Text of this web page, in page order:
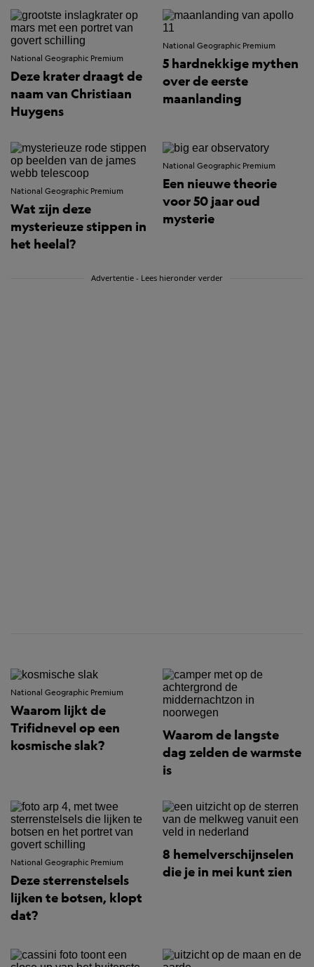
National Geographic Premium
Deze krater draagt de
naam van Christiaan
Huygens
National Geographic Premium
5 hardnekkige mythen
over de eerste
maanlanding
National Geographic Premium
Wat zijn deze
mysterieuze stippen in
het heelal?
National Geographic Premium
Een nieuwe theorie
voor 50 jaar oud
mysterie
Advertentie - Lees hieronder verder
National Geographic Premium
Waarom lijkt de
Trifidnevel op een
kosmische slak?
Waarom de langste
dag zelden de warmste
is
National Geographic Premium
Deze sterrenstelsels
lijken te botsen, klopt
dat?
8 hemelverschijnselen
die je in mei kunt zien